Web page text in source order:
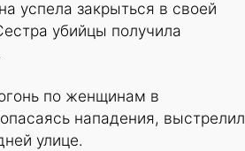
успела закрыться в своей
убийцы получила
по женщинам в
нападения, выстрелил
улице.